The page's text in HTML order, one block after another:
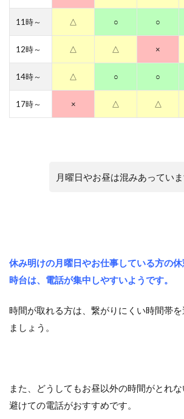
11時～ △ ○ ○
12時～ △ △ ×
14時～ △ ○ ○
17時～ × △ △
月曜日やお昼は混みあっていま
休み明けの月曜日やお仕事している方の
時台は、電話が集中しやすいようです。
時間が取れる方は、繋がりにくい時間帯
ましょう。
また、どうしてもお昼以外の時間がとれ
避けての電話がおすすめです。